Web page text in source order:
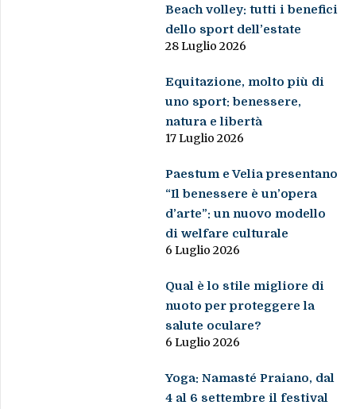
Beach volley: tutti i benefici
dello sport dell’estate
28 Luglio 2026
Equitazione, molto più di
uno sport: benessere,
natura e libertà
17 Luglio 2026
Paestum e Velia presentano
“Il benessere è un’opera
d’arte”: un nuovo modello
di welfare culturale
6 Luglio 2026
Qual è lo stile migliore di
nuoto per proteggere la
salute oculare?
6 Luglio 2026
Yoga: Namasté Praiano, dal
4 al 6 settembre il festival